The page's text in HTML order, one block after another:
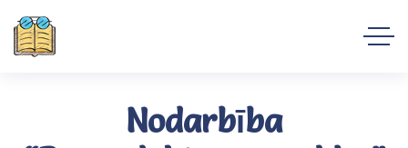
Nodarbība